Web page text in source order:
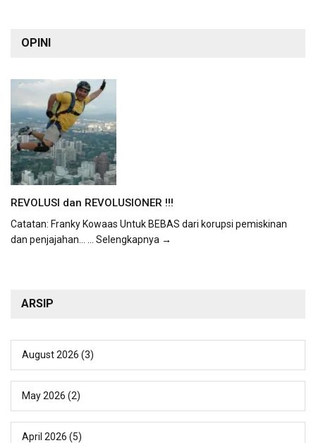
OPINI
REVOLUSI dan REVOLUSIONER !!!
Catatan: Franky Kowaas Untuk BEBAS dari korupsi pemiskinan
dan penjajahan...
... Selengkapnya →
ARSIP
August 2026 (3)
May 2026 (2)
April 2026 (5)